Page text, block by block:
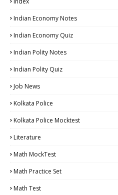
Indian Economy Notes
Indian Economy Quiz
Indian Polity Notes
Indian Polity Quiz
Job News
Kolkata Police
Kolkata Police Mocktest
Literature
Math MockTest
Math Practice Set
Math Test